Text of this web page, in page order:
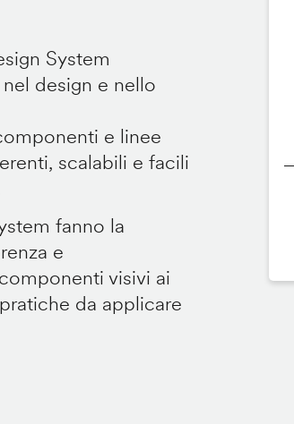
System
design e nello
e linee
scalabili e facili
fanno la
e
visivi ai
da applicare